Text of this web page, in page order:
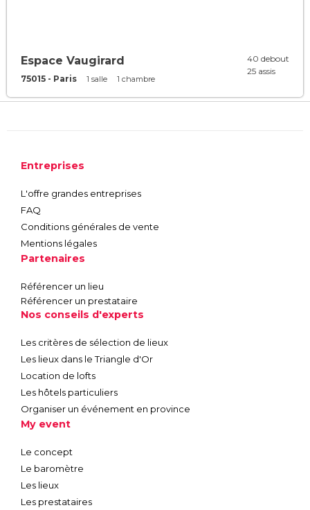
Espace Vaugirard
75015 - Paris 1 salle 1 chambre
40 debout
25 assis
Entreprises
L'offre grandes entreprises
FAQ
Conditions générales de vente
Mentions légales
Partenaires
Référencer un lieu
Référencer un prestataire
Nos conseils d'experts
Les critères de sélection de lieux
Les lieux dans le Triangle d'Or
Location de lofts
Les hôtels particuliers
Organiser un événement en province
My event
Le concept
Le baromètre
Les lieux
Les prestataires